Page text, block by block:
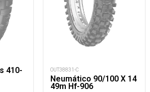
410- OUT38831-C
Neumático 90/100 X 14
49m Hf-906